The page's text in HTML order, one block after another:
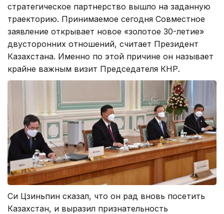
стратегическое партнерство вышло на заданную
траекторию. Принимаемое сегодня Совместное
заявление открывает новое «золотое 30-летие»
двусторонних отношений, считает Президент
Казахстана. Именно по этой причине он называет
крайне важным визит Председателя КНР.
Си Цзиньпин сказал, что он рад вновь посетить
Казахстан, и выразил признательность